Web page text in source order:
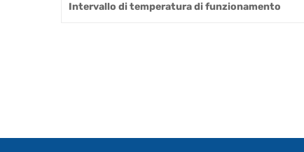
Intervallo di temperatura di funzionamento